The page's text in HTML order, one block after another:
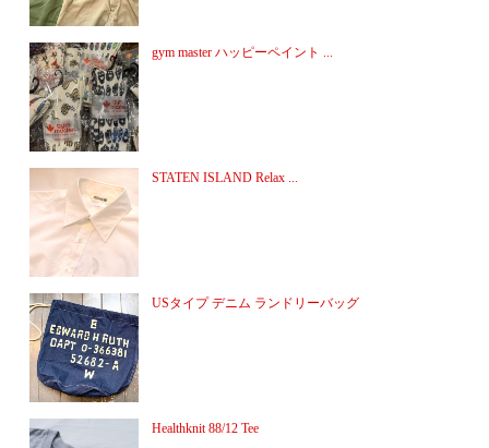
gym master ハッピーペイント ...
STATEN ISLAND Relax ...
USタイプ デニム ランドリーバッグ
Healthknit 88/12 Tee